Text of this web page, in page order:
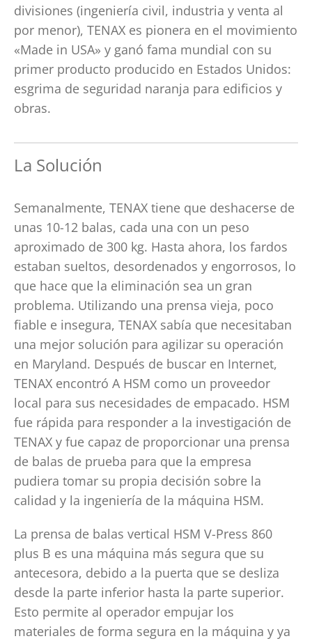
divisiones (ingeniería civil, industria y venta al
por menor), TENAX es pionera en el movimiento
«Made in USA» y ganó fama mundial con su
primer producto producido en Estados Unidos:
esgrima de seguridad naranja para edificios y
obras.
La Solución
Semanalmente, TENAX tiene que deshacerse de
unas 10-12 balas, cada una con un peso
aproximado de 300 kg. Hasta ahora, los fardos
estaban sueltos, desordenados y engorrosos, lo
que hace que la eliminación sea un gran
problema. Utilizando una prensa vieja, poco
fiable e insegura, TENAX sabía que necesitaban
una mejor solución para agilizar su operación
en Maryland. Después de buscar en Internet,
TENAX encontró A HSM como un proveedor
local para sus necesidades de empacado. HSM
fue rápida para responder a la investigación de
TENAX y fue capaz de proporcionar una prensa
de balas de prueba para que la empresa
pudiera tomar su propia decisión sobre la
calidad y la ingeniería de la máquina HSM.
La prensa de balas vertical HSM V-Press 860
plus B es una máquina más segura que su
antecesora, debido a la puerta que se desliza
desde la parte inferior hasta la parte superior.
Esto permite al operador empujar los
materiales de forma segura en la máquina y ya